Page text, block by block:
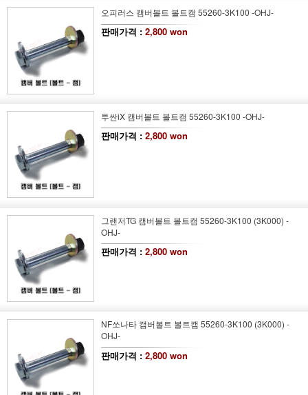
오피러스 캠버볼트 볼트캠 55260-3K100 -OHJ-
판매가격 : 2,800 won
투싼iX 캠버볼트 볼트캠 55260-3K100 -OHJ-
판매가격 : 2,800 won
그랜저TG 캠버볼트 볼트캠 55260-3K100 (3K000) -
OHJ-
판매가격 : 2,800 won
NF쏘나타 캠버볼트 볼트캠 55260-3K100 (3K000) -
OHJ-
판매가격 : 2,800 won